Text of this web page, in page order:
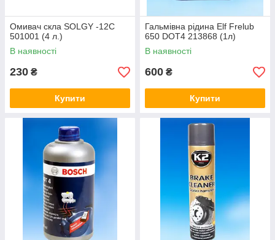
Омивач скла SOLGY -12С
501001 (4 л.)
В наявності
230 ₴
Купити
Гальмівна рідина Elf Frelub
650 DOT4 213868 (1л)
В наявності
600 ₴
Купити